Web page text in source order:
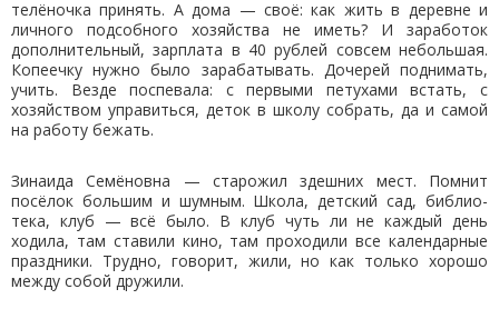
телёночка принять. А дома — своё: как жить в деревне и
личного подсобного хозяйства не иметь? И заработок
дополнительный, зарплата в 40 рублей совсем небольшая.
Копеечку нужно было зарабатывать. Дочерей поднимать,
учить. Везде поспевала: с первыми петухами встать, с
хозяйством управиться, деток в школу собрать, да и самой
на работу бежать.
Зинаида Семёновна — старожил здешних мест. Помнит
посёлок большим и шумным. Школа, детский сад, библио-
тека, клуб — всё было. В клуб чуть ли не каждый день
ходила, там ставили кино, там проходили все календарные
праздники. Трудно, говорит, жили, но как только хорошо
между собой дружили.